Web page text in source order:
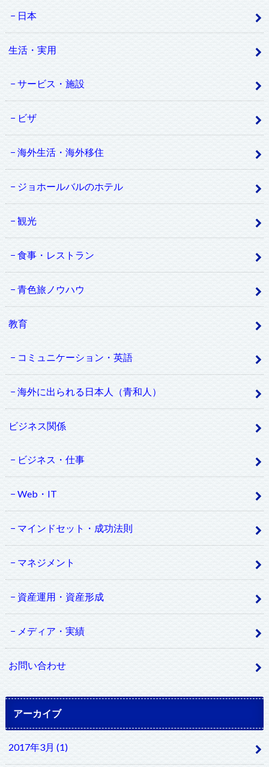
日本
生活・実用
サービス・施設
ビザ
海外生活・海外移住
ジョホールバルのホテル
観光
食事・レストラン
青色旅ノウハウ
教育
コミュニケーション・英語
海外に出られる日本人（青和人）
ビジネス関係
ビジネス・仕事
Web・IT
マインドセット・成功法則
マネジメント
資産運用・資産形成
メディア・実績
お問い合わせ
アーカイブ
2017年3月 (1)